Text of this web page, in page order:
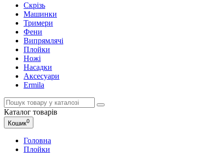
Скрізь
Машинки
Тримери
Фени
Випрямлячі
Плойки
Ножі
Насадки
Аксесуари
Ermila
Каталог товарів
Кошик0
Головна
Плойки